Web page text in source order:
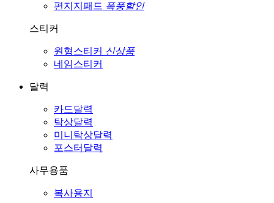
편지지패드 폭풍할인
스티커
원형스티커 신상품
네임스티커
달력
카드달력
탁상달력
미니탁상달력
포스터달력
사무용품
복사용지